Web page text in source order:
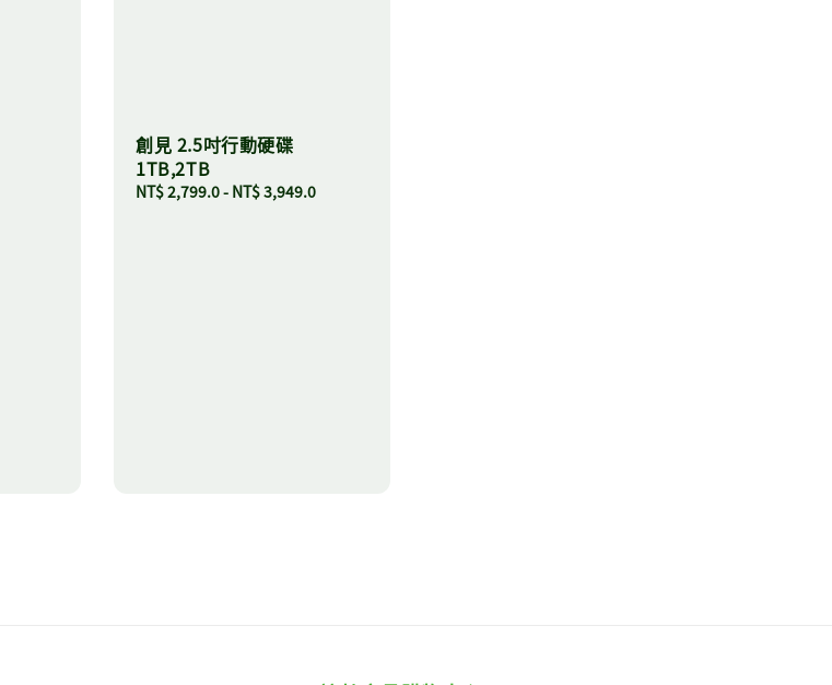
創見 2.5吋行動硬碟
1TB,2TB
Regular
NT$ 2,799.0- NT$ 3,949.0